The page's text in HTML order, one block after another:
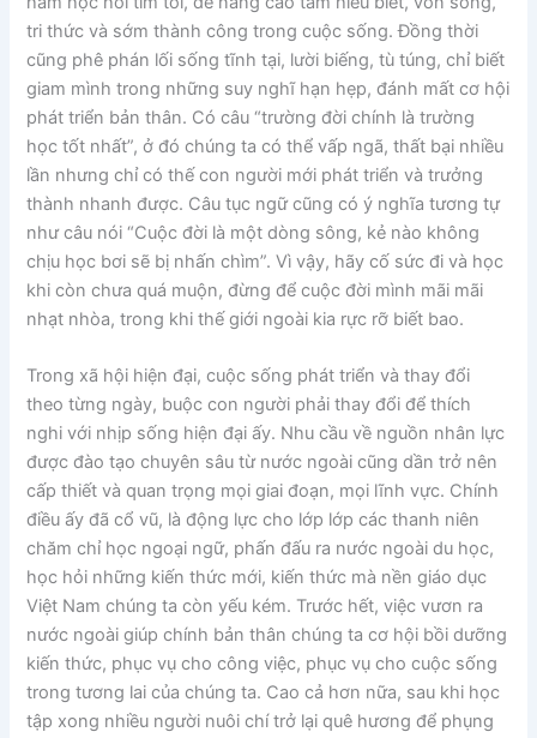
tri thức và sớm thành công trong cuộc sống. Đồng thời
cũng phê phán lối sống tĩnh tại, lười biếng, tù túng, chỉ biết
giam mình trong những suy nghĩ hạn hẹp, đánh mất cơ hội
phát triển bản thân. Có câu “trường đời chính là trường
học tốt nhất”, ở đó chúng ta có thể vấp ngã, thất bại nhiều
lần nhưng chỉ có thế con người mới phát triển và trưởng
thành nhanh được. Câu tục ngữ cũng có ý nghĩa tương tự
như câu nói “Cuộc đời là một dòng sông, kẻ nào không
chịu học bơi sẽ bị nhấn chìm”. Vì vậy, hãy cố sức đi và học
khi còn chưa quá muộn, đừng để cuộc đời mình mãi mãi
nhạt nhòa, trong khi thế giới ngoài kia rực rỡ biết bao.
Trong xã hội hiện đại, cuộc sống phát triển và thay đổi
theo từng ngày, buộc con người phải thay đổi để thích
nghi với nhịp sống hiện đại ấy. Nhu cầu về nguồn nhân lực
được đào tạo chuyên sâu từ nước ngoài cũng dần trở nên
cấp thiết và quan trọng mọi giai đoạn, mọi lĩnh vực. Chính
điều ấy đã cổ vũ, là động lực cho lớp lớp các thanh niên
chăm chỉ học ngoại ngữ, phấn đấu ra nước ngoài du học,
học hỏi những kiến thức mới, kiến thức mà nền giáo dục
Việt Nam chúng ta còn yếu kém. Trước hết, việc vươn ra
nước ngoài giúp chính bản thân chúng ta cơ hội bồi dưỡng
kiến thức, phục vụ cho công việc, phục vụ cho cuộc sống
trong tương lai của chúng ta. Cao cả hơn nữa, sau khi học
tập xong nhiều người nuôi chí trở lại quê hương để phụng